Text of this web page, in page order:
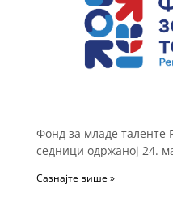
Фонд за младе таленте
седници одржаној 24.
Сазнајте више »